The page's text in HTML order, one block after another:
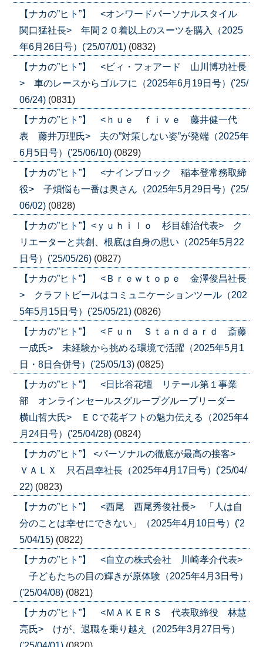
【ナカの”ヒト”】 <オンワードパーソナルスタイル
関口猛社長> 年間２０着以上のスーツを購入（2025
年6月26日号）('25/07/01) (0832)
【ナカの”ヒト”】 <ビィ・フォアード 山川博功社長
> 車のレースからゴルフに（2025年6月19日号）('25/
06/24) (0831)
【ナカの”ヒト”】 <ｈｕｅ ｆｉｖｅ 藤井健一代
表 藤井万理氏> 夫の”対策しない姿”が発端（2025年
6月5日号）('25/06/10) (0829)
【ナカの”ヒト”】 <ナインブロック 稲本登常務取締
役> 子煩悩も一番は奥さん（2025年5月29日号）('25/
06/02) (0828)
【ナカの”ヒト”】<ｙｕｈｉｌｏ 杉目雄治代表> ク
リエーターと共創、根底は自身の思い（2025年5月22
日号）('25/05/26) (0827)
【ナカの”ヒト”】 <Ｂｒｅｗｔｏｐｅ 金澤俊昌社長
> クラフトビールはコミュニケーションツール（202
5年5月15日号）('25/05/21) (0826)
【ナカの”ヒト”】 <Ｆｕｎ Ｓｔａｎｄａｒｄ 斎藤
一成氏> 未経験から挑める環境で活躍（2025年5月1
日・8日合併号）('25/05/13) (0825)
【ナカの”ヒト”】 <日比谷花壇 リテール第１事業
部 オンラインセールスグループグループリーダー
横山哲大氏> ＥＣで花ギフトの魅力伝える（2025年4
月24日号）('25/04/28) (0824)
【ナカの”ヒト”】 <パーソナルの徹底が最高の接客>
ＶＡＬＸ 只石昌幸社長（2025年4月17日号）('25/04/
22) (0823)
【ナカの”ヒト”】 <西尾 西尾秀俊社長> 「人は自
分のことは幸せにできない」（2025年4月10日号）('2
5/04/15) (0822)
【ナカの”ヒト”】 <自立の株式会社 川崎孝介代表>
子どもたちの目の輝きが原体験（2025年4月3日号）
('25/04/08) (0821)
【ナカの”ヒト”】 <ＭＡＫＥＲＳ 代表取締役 林慧
亮氏> けが、退職を乗り越え（2025年3月27日号）